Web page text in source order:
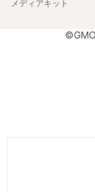
メディアキット